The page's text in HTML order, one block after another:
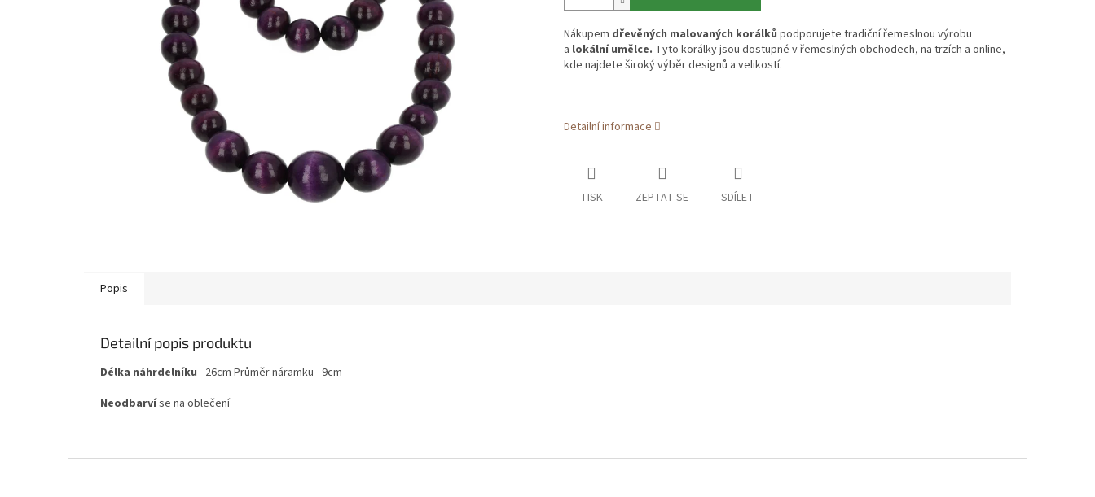
Nákupem dřevěných malovaných korálků podporujete tradiční řemeslnou výrobu
a lokální umělce. Tyto korálky jsou dostupné v řemeslných obchodech, na trzích a online,
kde najdete široký výběr designů a velikostí.
Detailní informace
TISK ZEPTAT SE SDÍLET
Popis
Detailní popis produktu
Délka náhrdelníku - 26cm Průměr náramku - 9cm
Neodbarvíse na oblečení